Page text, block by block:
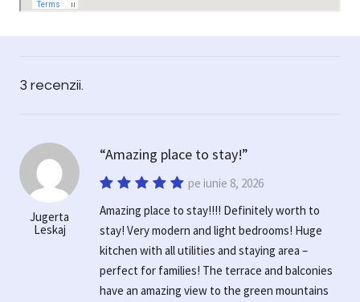
3 recenzii.
Jugerta
Leskaj
Amazing place to stay!
pe iunie 8, 2026
Amazing place to stay!!!! Definitely worth to
stay! Very modern and light bedrooms! Huge
kitchen with all utilities and staying area –
perfect for families! The terrace and balconies
have an amazing view to the green mountains